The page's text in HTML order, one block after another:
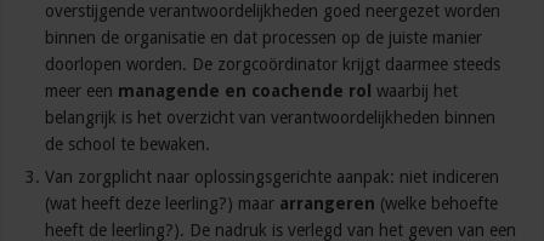
overstijgende verantwoordelijkheden goed neergezet worden
binnen de organisatie en dat processen op de juiste manier
doorlopen worden. De zorgcoördinator krijgt daarmee steeds
meer een managende en coachende rol waarbij het
belangrijk is het overzicht van verantwoordelijkheden binnen
de school te bewaken.
Van zorgplicht naar oplossingsgerichte aanpak: niet indiceren
(wat heeft deze leerling?) maar arrangeren (welke behoefte
heeft de leerling?). De nadruk is verlegd van het geven van een